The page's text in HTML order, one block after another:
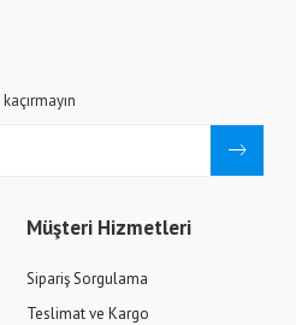
Müşteri Hizmetleri
Sipariş Sorgulama
Teslimat ve Kargo